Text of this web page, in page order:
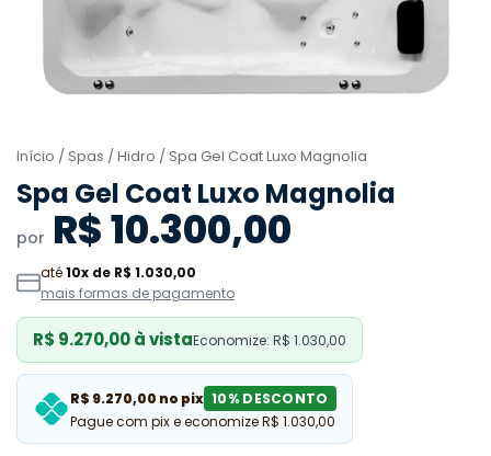
Início / Spas / Hidro / Spa Gel Coat Luxo Magnolia
Spa Gel Coat Luxo Magnolia
por R$ 10.300,00
até10x de R$ 1.030,00
mais formas de pagamento
R$ 9.270,00 à vistaEconomize: R$ 1.030,00
R$ 9.270,00 no pix 10% DESCONTO
Pague com pix e economize R$ 1.030,00